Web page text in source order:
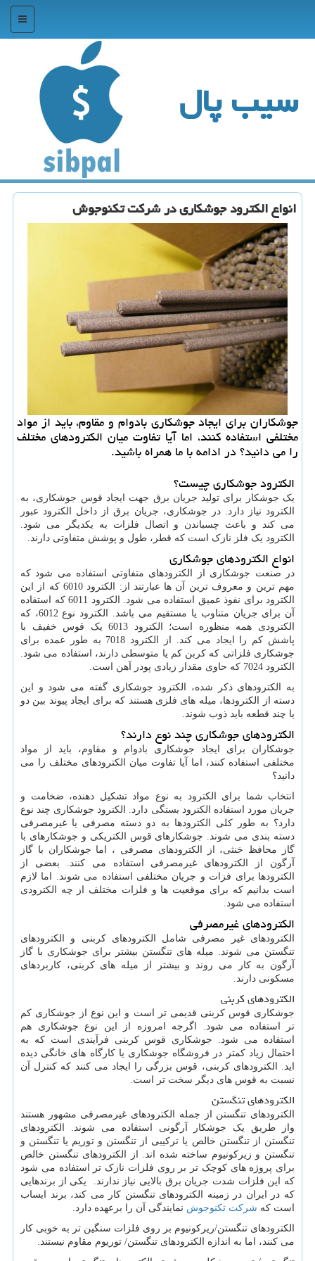
منو
سیب پال
انواع الكترود جوشكاری در شركت تكنوجوش
جوشكاران برای ایجاد جوشكاری بادوام و مقاوم، باید از مواد
مختلفی استفاده كنند، اما آیا تفاوت میان الكترودهای مختلف
را می دانید؟ در ادامه با ما همراه باشید.
الکترود جوشکاری چیست؟
یک جوشکار برای تولید جریان برق جهت ایجاد قوس جوشکاری، به
الکترود نیاز دارد. در جوشکاری، جریان برق از داخل الکترود عبور
می کند و باعث چسباندن و اتصال فلزات به یکدیگر می شود.
الکترود یک فلز نازک است که قطر، طول و پوشش متفاوتی دارند.
انواع الکترودهای جوشکاری
در صنعت جوشکاری از الکترودهای متفاوتی استفاده می شود که
مهم ترین و معروف ترین آن ها عبارتند از: الکترود 6010 که از این
الکترود برای نفوذ عمیق استفاده می شود. الکترود 6011 که استفاده
آن برای جریان متناوب یا مستقیم می باشد. الکترود نوع 6012، که
الکترودی همه منظوره است؛ الکترود 6013 یک قوس خفیف با
پاشش کم را ایجاد می کند. از الکترود 7018 به طور عمده برای
جوشکاری فلزاتی که کربن کم یا متوسطی دارند، استفاده می شود.
الکترود 7024 که حاوی مقدار زیادی پودر آهن است.
به الکترودهای ذکر شده، الکترود جوشکاری گفته می شود و این
دسته از الکترودها، میله های فلزی هستند که برای ایجاد پیوند بین دو
یا چند قطعه باید ذوب شوند.
الکترودهای جوشکاری چند نوع دارند؟
جوشکاران برای ایجاد جوشکاری بادوام و مقاوم، باید از مواد
مختلفی استفاده کنند، اما آیا تفاوت میان الکترودهای مختلف را می
دانید؟
انتخاب شما برای الکترود به نوع مواد تشکیل دهنده، ضخامت و
جریان مورد استفاده الکترود بستگی دارد. الکترود جوشکاری چند نوع
دارد؟ به طور کلی الکترودها به دو دسته مصرفی یا غیرمصرفی
دسته بندی می شوند. جوشکارهای قوس الکتریکی و جوشکارهای با
گاز محافظ خنثی، از الکترودهای مصرفی ، اما جوشکاران با گاز
آرگون از الکترودهای غیرمصرفی استفاده می کنند. بعضی از
الکترودها برای فزات و جریان مختلفی استفاده می شوند. اما لازم
است بدانیم که برای موقعیت ها و فلزات مختلف از چه الکترودی
استفاده می شود.
الکترودهای غیرمصرفی
الکترودهای غیر مصرفی شامل الکترودهای کربنی و الکترودهای
تنگستن می شوند. میله های تنگستن بیشتر برای جوشکاری با گاز
آرگون به کار می روند و بیشتر از میله های کربنی، کاربردهای
مسکونی دارند.
الکترودهای کربنی
جوشکاری قوس کربنی قدیمی تر است و این نوع از جوشکاری کم
تر استفاده می شود. اگرجه امروزه از این نوع جوشکاری هم
استفاده می شود. جوشکاری قوس کربنی فرآیندی است که به
احتمال زیاد کمتر در فروشگاه جوشکاری یا کارگاه های خانگی دیده
اید. الکترودهای کربنی، قوس بزرگی را ایجاد می کنند که کنترل آن
نسبت به قوس های دیگر سخت تر است.
الکترودهای تنگستن
الکترودهای تنگستن از جمله الکترودهای غیرمصرفی مشهور هستند
واز طریق یک جوشکار آرگونی استفاده می شوند. الکترودهای
تنگستن از تنگستن خالص یا ترکیبی از تنگستن و توریم یا تنگستن و
تنگستن و زیرکونیوم ساخته شده اند. از الکترودهای تنگستن خالص
برای پروژه های کوچک تر بر روی فلزات نازک تر استفاده می شود
که این فلزات شدت جریان برق بالایی نیاز ندارند. یکی از برندهایی
که در ایران در زمینه الکترودهای تنگستن کار می کند، برند ایساب
است که شرکت تکنوجوش نمایندگی آن را برعهده دارد.
الکترودهای تنگستن/ریرکونیوم بر روی فلزات سنگین تر به خوبی کار
می کنند، اما به اندازه الکترودهای تنگستن/ توریوم مقاوم نیستند.